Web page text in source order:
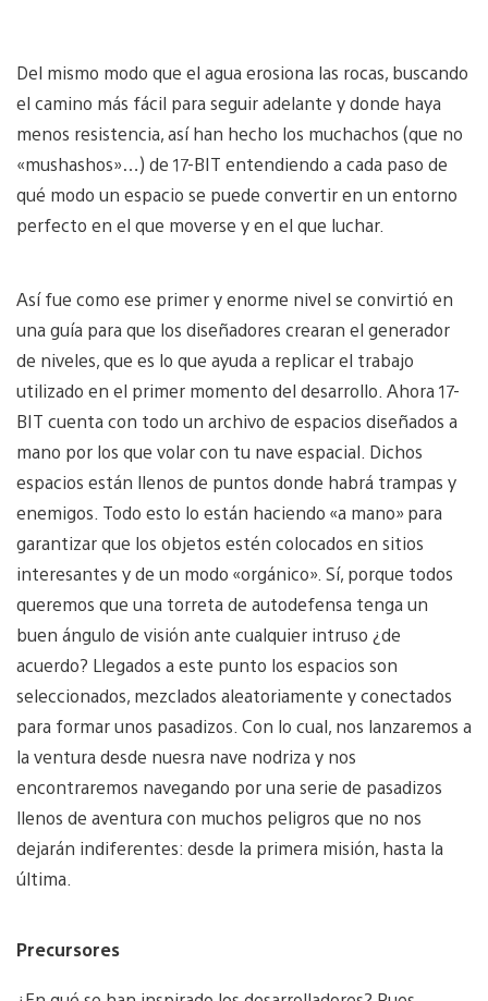
Del mismo modo que el agua erosiona las rocas, buscando
el camino más fácil para seguir adelante y donde haya
menos resistencia, así han hecho los muchachos (que no
«mushashos»…) de 17-BIT entendiendo a cada paso de
qué modo un espacio se puede convertir en un entorno
perfecto en el que moverse y en el que luchar.
Así fue como ese primer y enorme nivel se convirtió en
una guía para que los diseñadores crearan el generador
de niveles, que es lo que ayuda a replicar el trabajo
utilizado en el primer momento del desarrollo. Ahora 17-
BIT cuenta con todo un archivo de espacios diseñados a
mano por los que volar con tu nave espacial. Dichos
espacios están llenos de puntos donde habrá trampas y
enemigos. Todo esto lo están haciendo «a mano» para
garantizar que los objetos estén colocados en sitios
interesantes y de un modo «orgánico». Sí, porque todos
queremos que una torreta de autodefensa tenga un
buen ángulo de visión ante cualquier intruso ¿de
acuerdo? Llegados a este punto los espacios son
seleccionados, mezclados aleatoriamente y conectados
para formar unos pasadizos. Con lo cual, nos lanzaremos a
la ventura desde nuesra nave nodriza y nos
encontraremos navegando por una serie de pasadizos
llenos de aventura con muchos peligros que no nos
dejarán indiferentes: desde la primera misión, hasta la
última.
Precursores